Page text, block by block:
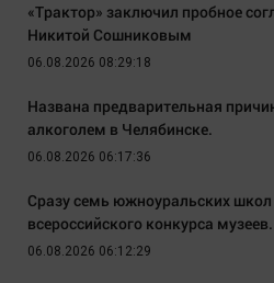
«Трактор» заключил пробное
Никитой Сошниковым
06.08.2026 08:29:18
Названа предварительная
алкоголем в Челябинске.
06.08.2026 06:17:36
Сразу семь южноуральских
всероссийского конкурса музеев.
06.08.2026 06:12:29